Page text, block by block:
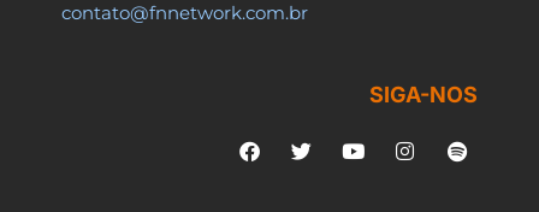
contato@fnnetwork.com.br
SIGA-NOS